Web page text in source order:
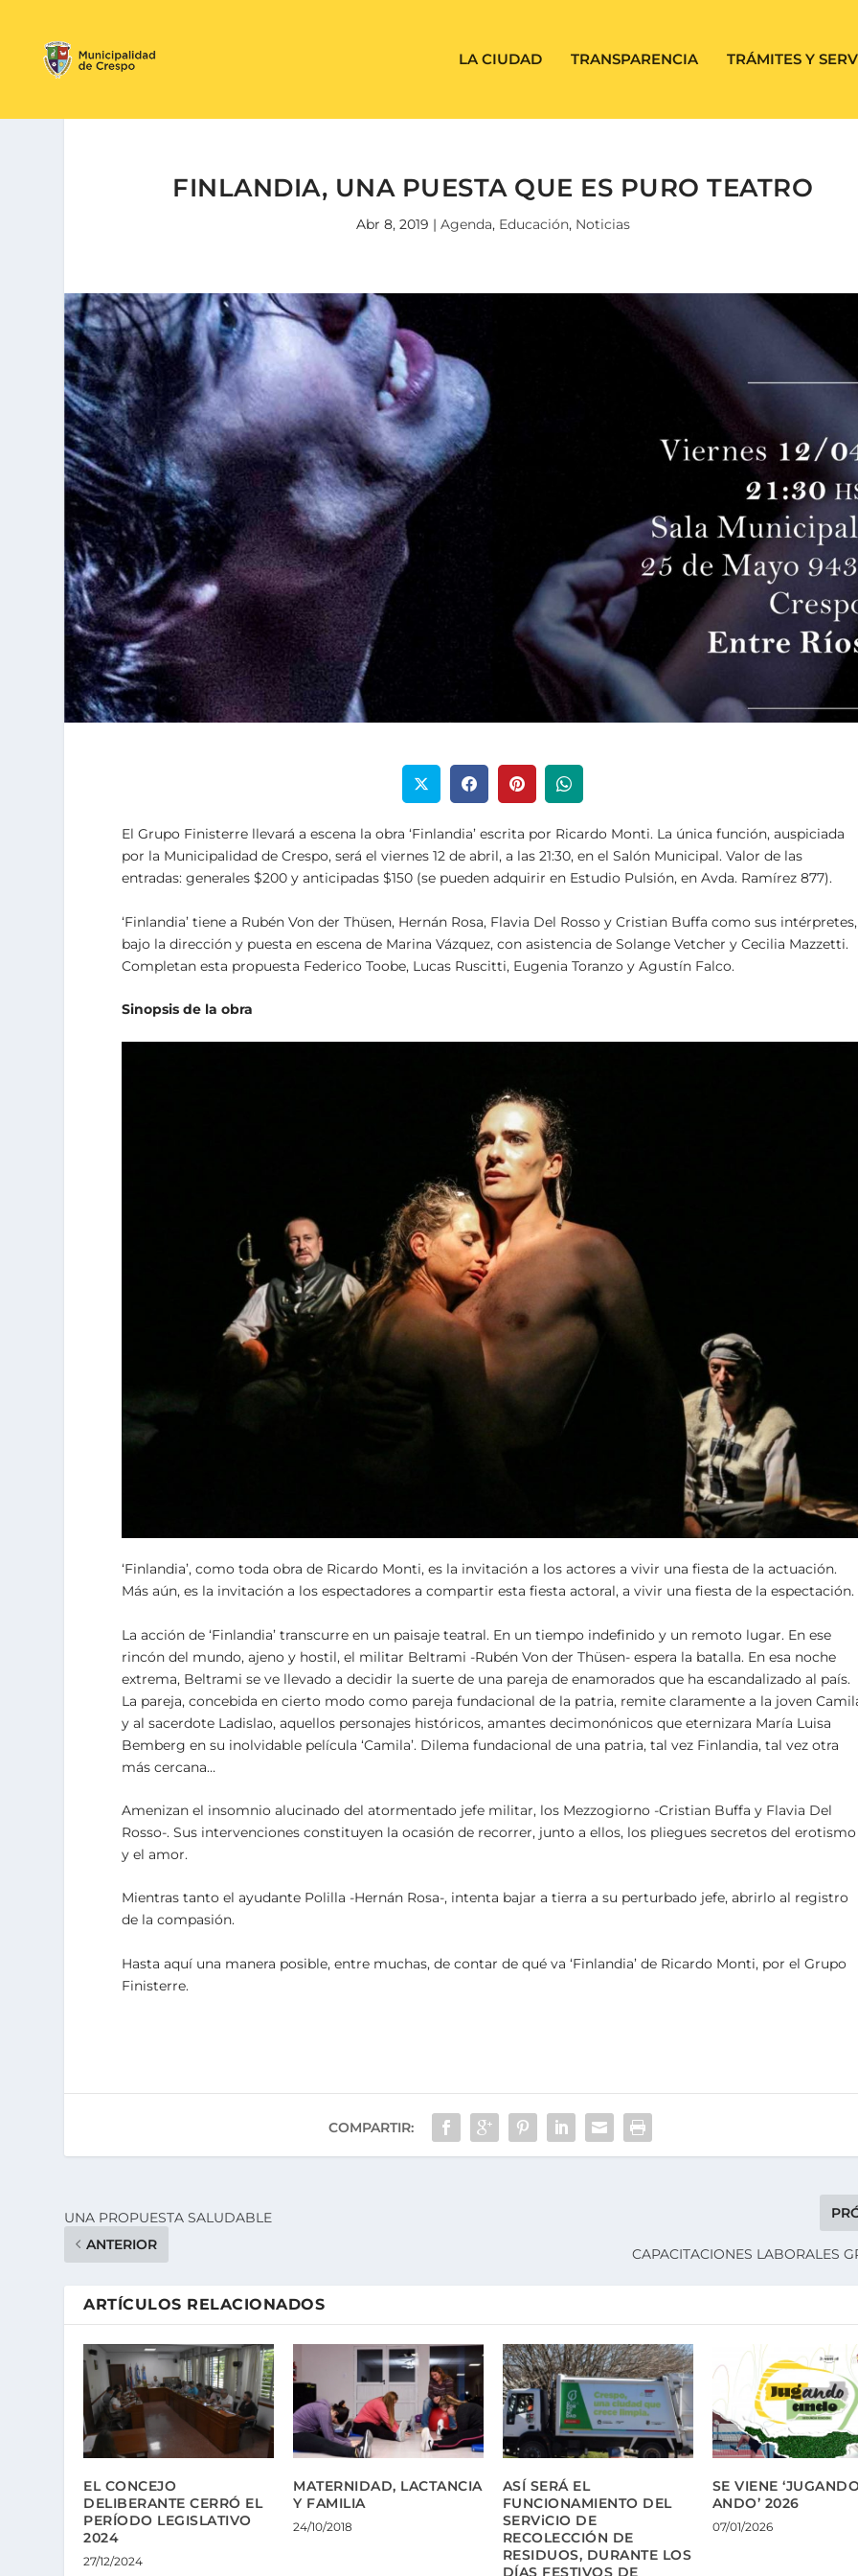
LA CIUDAD TRANSPARENCIA TRÁMITES Y
FINLANDIA, UNA PUESTA QUE ES PURO TEATRO
Abr 8, 2019 | Agenda, Educación, Noticias
El Grupo Finisterre llevará a escena la obra ‘Finlandia’ escrita por Ricardo Monti. La única función, auspiciada
por la Municipalidad de Crespo, será el viernes 12 de abril, a las 21:30, en el Salón Municipal. Valor de las
entradas: generales $200 y anticipadas $150 (se pueden adquirir en Estudio Pulsión, en Avda. Ramírez 877).
‘Finlandia’ tiene a Rubén Von der Thüsen, Hernán Rosa, Flavia Del Rosso y Cristian Buffa como sus intérpretes,
bajo la dirección y puesta en escena de Marina Vázquez, con asistencia de Solange Vetcher y Cecilia Mazzetti.
Completan esta propuesta Federico Toobe, Lucas Ruscitti, Eugenia Toranzo y Agustín Falco.
Sinopsis de la obra
‘Finlandia’, como toda obra de Ricardo Monti, es la invitación a los actores a vivir una fiesta de la actuación.
Más aún, es la invitación a los espectadores a compartir esta fiesta actoral, a vivir una fiesta de la espectación.
La acción de ‘Finlandia’ transcurre en un paisaje teatral. En un tiempo indefinido y un remoto lugar. En ese
rincón del mundo, ajeno y hostil, el militar Beltrami -Rubén Von der Thüsen- espera la batalla. En esa noche
extrema, Beltrami se ve llevado a decidir la suerte de una pareja de enamorados que ha escandalizado al país.
La pareja, concebida en cierto modo como pareja fundacional de la patria, remite claramente a la joven
y al sacerdote Ladislao, aquellos personajes históricos, amantes decimonónicos que eternizara María Luisa
Bemberg en su inolvidable película ‘Camila’. Dilema fundacional de una patria, tal vez Finlandia, tal vez otra
más cercana…
Amenizan el insomnio alucinado del atormentado jefe militar, los Mezzogiorno -Cristian Buffa y Flavia Del
Rosso-. Sus intervenciones constituyen la ocasión de recorrer, junto a ellos, los pliegues secretos del erotismo
y el amor.
Mientras tanto el ayudante Polilla -Hernán Rosa-, intenta bajar a tierra a su perturbado jefe, abrirlo al registro
de la compasión.
Hasta aquí una manera posible, entre muchas, de contar de qué va ‘Finlandia’ de Ricardo Monti, por el Grupo
Finisterre.
COMPARTIR:
UNA PROPUESTA SALUDABLE
ANTERIOR
CAPACITACIONES LABORALES
ARTÍCULOS RELACIONADOS
EL CONCEJO
DELIBERANTE CERRÓ EL
PERÍODO LEGISLATIVO
2024
27/12/2024
MATERNIDAD, LACTANCIA
Y FAMILIA
24/10/2018
ASÍ SERÁ EL
FUNCIONAMIENTO DEL
SERViCIO DE
RECOLECCIÓN DE
RESIDUOS, DURANTE LOS
DÍAS FESTIVOS DE
SE VIENE
ANDO’ 2026
07/01/2026